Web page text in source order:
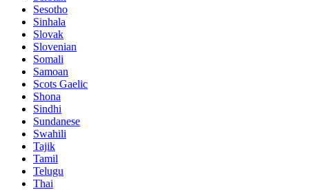
Sesotho
Sinhala
Slovak
Slovenian
Somali
Samoan
Scots Gaelic
Shona
Sindhi
Sundanese
Swahili
Tajik
Tamil
Telugu
Thai